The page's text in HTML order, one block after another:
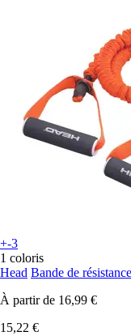
+-3
1 coloris
Head Bande de résistance
À partir de 16,99 €
15,22 €